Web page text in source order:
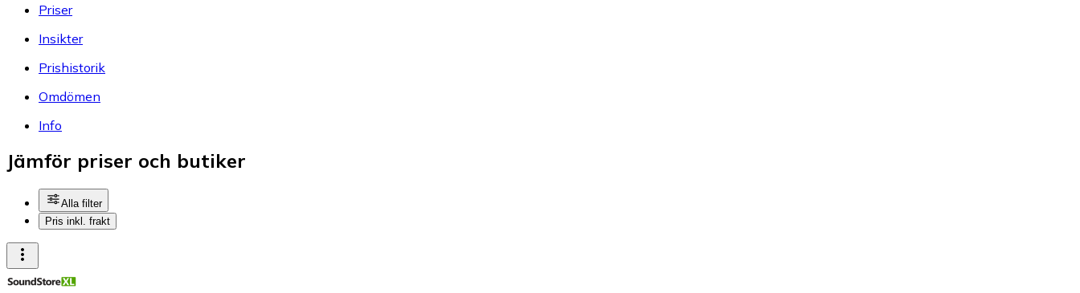
Priser
Insikter
Prishistorik
Omdömen
Info
Jämför priser och butiker
Alla filter
Pris inkl. frakt